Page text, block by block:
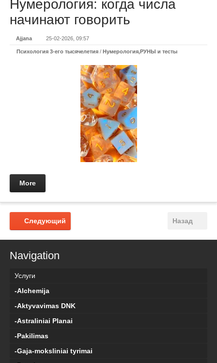
Нумерология: когда числа
начинают говорить
Ajjana 25-02-2026, 09:57
Психология 3-его тысячелетия / Нумерология,РУНЫ и тесты
More
Назад
Следующий
Navigation
Услуги
-Alchemija
-Aktyvavimas DNK
-Astraliniai Planai
-Pakilimas
-Gaja-moksliniai tyrimai